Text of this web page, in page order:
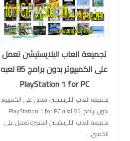
تجميعة العاب البلايستيشن تعمل
على الكمبيوتر بدون برامج 85 لعبه
PlayStation 1 for PC
تجميعة العاب البلايستيشن تعمل على الكمبيوتر
بدون برامج 85 لعبه PlayStation 1 for PC
تجميعة العاب البلايستيشن المميزة تعمل على
الكمبي...